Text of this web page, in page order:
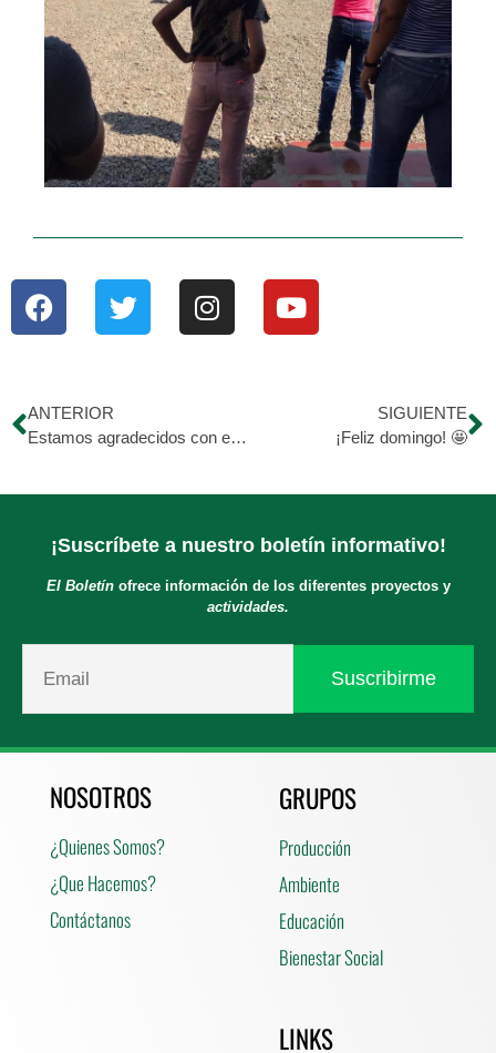
ANTERIOR
Estamos agradecidos con el apoyo que nos brinda cada voluntario, aportando su tiempo, entusiasmo y ganas de ayudar en pro de una Venezuela mejor. 🇻🇪💚
SIGUIENTE
¡Feliz domingo! 🤩
¡Suscríbete a nuestro boletín informativo!
El Boletínofrece información de los diferentes proyectos y
actividades.
NOSOTROS
¿Quienes Somos?
¿Que Hacemos?
Contáctanos
GRUPOS
Producción
Ambiente
Educación
Bienestar Social
LINKS